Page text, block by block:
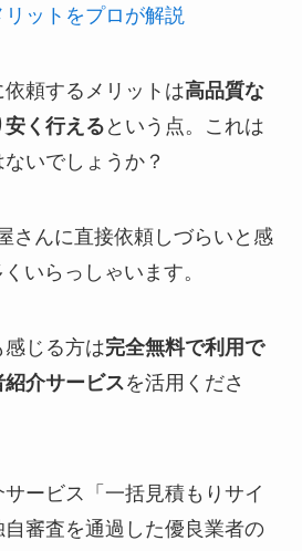
ットをプロが解説
頼するメリットは高品質な
く行える という点。これは
いでしょうか？
さんに直接依頼しづらいと感
いらっしゃいます。
じる方は完全無料で利用で
介サービスを活用くださ
ービス「一括見積もりサイ
自審査を通過した優良業者の